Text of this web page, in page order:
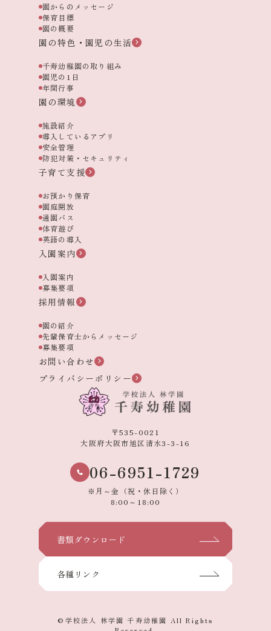
〒535-0021
大阪府大阪市旭区清水3-3-16
06-6951-1729
※月～金（祝・休日除く）
8:00～18:00
書類ダウンロード
各種リンク
園からのメッセージ
保育目標
園の概要
園の特色・園児の生活
千寿幼稚園の取り組み
園児の1日
年間行事
園の環境
施設紹介
導入しているアプリ
安全管理
防犯対策・セキュリティ
子育て支援
お預かり保育
園庭開放
通園バス
体育遊び
英語の導入
入園案内
入園案内
募集要項
採用情報
園の紹介
先輩保育士からメッセージ
募集要項
お問い合わせ
プライバシーポリシー
©学校法人 林学園 千寿幼稚園 All Rights